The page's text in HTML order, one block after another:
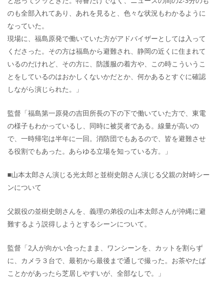
のも全部入れてあり、あれを見ると、色々な状況もわかるように
なっていた。
現場に、福島原発で働いていた方がアドバイザーとしては入って
くださった。その方は福島から避難され、静岡の近くに住まれて
いるのだけれど、その方に、防護服の着方や、この時こういうこ
とをしているのはおかしくないかだとか、何かあるとすぐに確認
しながら演じられた。」
監督「福島第一原発の吉田所長の下の下で働いていた方で、東電
の様子もわかっているし、同時に被災者である。線量が高いの
で、一時帰宅は半年に一回。消防団でもあるので、皆を避難させ
る役割でもあった。あらゆる立場を知っている方。」
■山本太郎さん演じる光太郎と並樹史朗さん演じる父親の対峙シー
ンについて
父親役の並樹史朗さんを、義理の弟役の山本太郎さんが沖縄に避
難するよう説得しようとするシーンについて。
監督「2人が向かい合ったまま、ワンシーンを、カットを割らず
に、カメラ３台で、最初から最後まで通しで撮った。お茶やたば
ことかがあったら芝居しやすいが、全部なしで。」